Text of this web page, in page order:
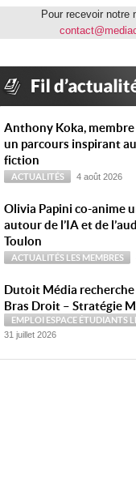
Pour recevoir notre
Anthony Koka,
un parcours inspirant
fiction
ACTUALITÉS 4 août 2026
Olivia Papini co-anime
autour de l’IA et de
Toulon
ACTUALITÉS LES MEMBRES
Dutoit Média
Bras Droit – Stratégie
EMPLOI ESPACE ÉTUDIANTS
31 juillet 2026